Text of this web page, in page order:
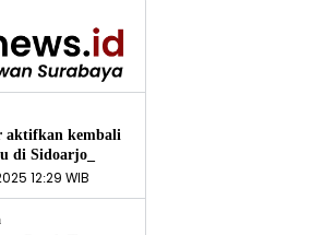
aktifkan kembali
di Sidoarjo_
12:29 WIB